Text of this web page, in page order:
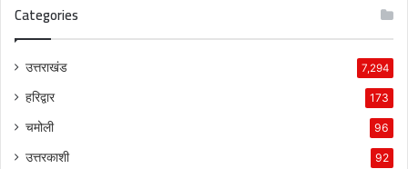
Categories
उत्तराखंड 7,294
हरिद्वार 173
चमोली 96
उत्तरकाशी 92